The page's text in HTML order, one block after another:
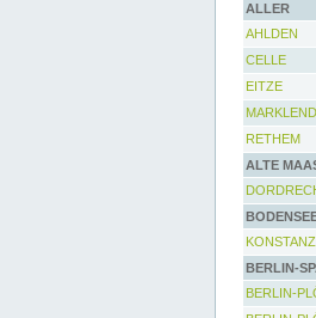
ALLER
AHLDEN
CELLE
EITZE
RETHEM
ALTE
KONSTANZ
BERLIN-
BERLIN-